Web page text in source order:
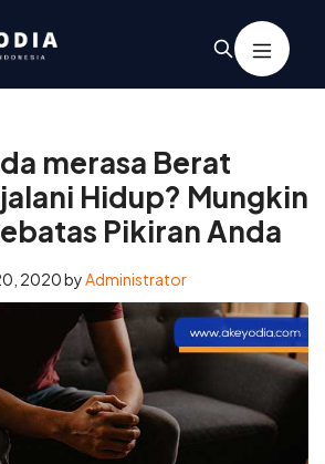
Sebatas Pikiran Anda
merasa Berat
Hidup? Mungkin
Pikiran Anda
2020byAdministrator